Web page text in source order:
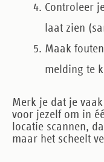
Controleer
laat zien
Maak
melding te
Merk je dat je
voor jezelf om in
locatie scannen,
maar het scheelt